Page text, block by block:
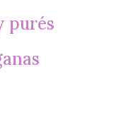
purés